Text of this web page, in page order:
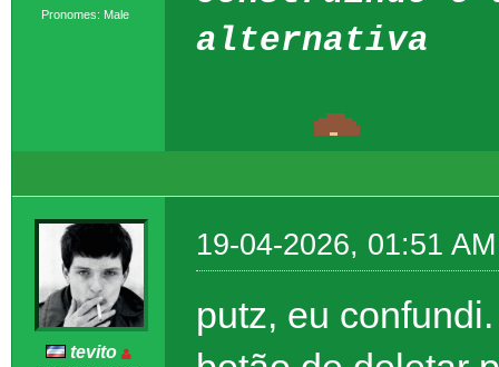
Pronomes: Male
alternativa
tevito
19-04-2026, 01:51 AM
putz, eu